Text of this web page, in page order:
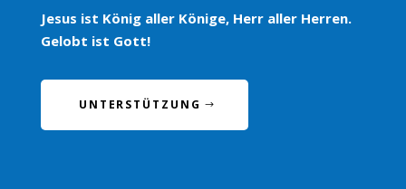
Jesus ist König aller Könige, Herr aller Herren.
Gelobt ist Gott!
UNTERSTÜTZUNG